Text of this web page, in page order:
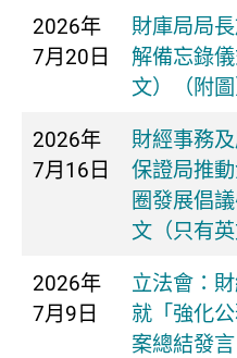
2026年
7月20日
財庫局局
解備忘錄
文）（附圖
2026年
7月16日
財經事務
保證局推
圈發展倡
文（只有英
2026年
7月9日
立法會：
就「強化
案總結發言